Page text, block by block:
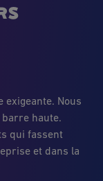
exigeante. Nous
haute.
qui fassent
et dans la